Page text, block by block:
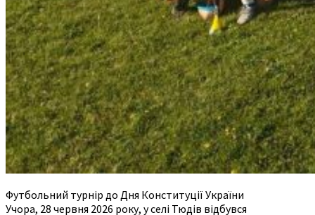
Футбольний турнір до Дня Конституції України
Учора, 28 червня 2026 року, у селі Тюдів відбувся